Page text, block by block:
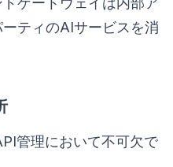
ティのAIサービスを消
管理において不可欠で